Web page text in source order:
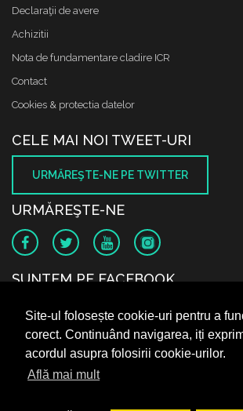
Site-ul folosește cookie-uri pentru a
corect. Continuând navigarea, iți
acordul asupra folosirii cookie-urilor.
Află mai mult
Declaraţii de avere
Achizitii
Nota de fundamentare cladire ICR
Contact
Cookies & protectia datelor
CELE MAI NOI TWEET-URI
URMĂREŞTE-NE PE TWITTER
URMĂREŞTE-NE
SUNTEM PE FACEBOOK